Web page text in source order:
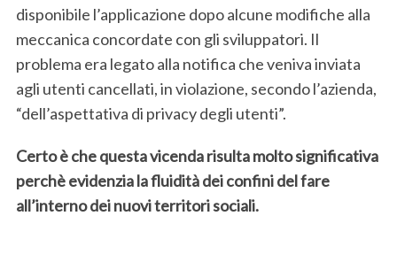
disponibile l’applicazione dopo alcune modifiche alla
meccanica concordate con gli sviluppatori. Il
problema era legato alla notifica che veniva inviata
agli utenti cancellati, in violazione, secondo l’azienda,
“dell’aspettativa di privacy degli utenti”.
Certo è che questa vicenda risulta molto significativa
perchè evidenzia la fluidità dei confini del fare
all’interno dei nuovi territori sociali.